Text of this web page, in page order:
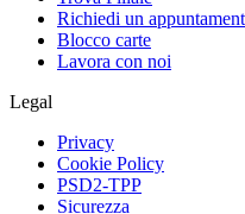
Richiedi un
Blocco carte
Lavora con noi
Legal
Privacy
Cookie Policy
PSD2-TPP
Sicurezza